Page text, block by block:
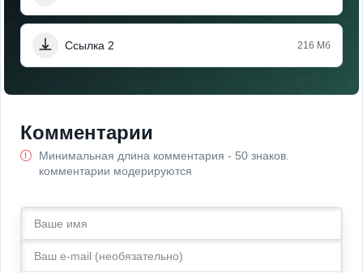
Ссылка 2 216 Мб
Комментарии
Минимальная длина комментария - 50 знаков.
комментарии модерируются